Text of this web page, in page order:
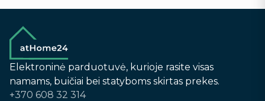
Elektroninė parduotuvė, kurioje rasite visas
namams, buičiai bei statyboms skirtas prekes.
+370 608 32 314